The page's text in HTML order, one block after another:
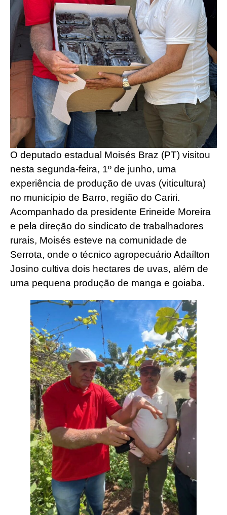
O deputado estadual Moisés Braz (PT) visitou
nesta segunda-feira, 1º de junho, uma
experiência de produção de uvas (viticultura)
no município de Barro, região do Cariri.
Acompanhado da presidente Erineide Moreira
e pela direção do sindicato de trabalhadores
rurais, Moisés esteve na comunidade de
Serrota, onde o técnico agropecuário Adaílton
Josino cultiva dois hectares de uvas, além de
uma pequena produção de manga e goiaba.